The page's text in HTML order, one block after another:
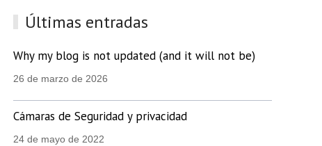
Últimas entradas
Why my blog is not updated (and it will not be)
26 de marzo de 2026
Cámaras de Seguridad y privacidad
24 de mayo de 2022